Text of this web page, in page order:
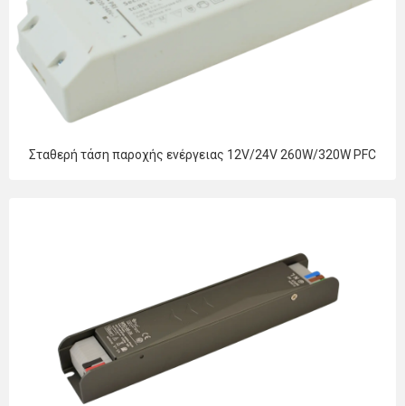
Σταθερή τάση παροχής ενέργειας 12V/24V 260W/320W PFC